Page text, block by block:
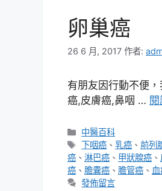
卵巢癌
26 6 月, 2017 作者:
有朋友因行動不便
癌,皮膚癌,鼻咽 …
分
類
中醫百科
標
籤
下咽癌 、乳癌 、前列
癌 、 淋巴癌 、 甲狀腺癌 、
癌 、 膽囊癌 、 膽管癌 、
發佈留言